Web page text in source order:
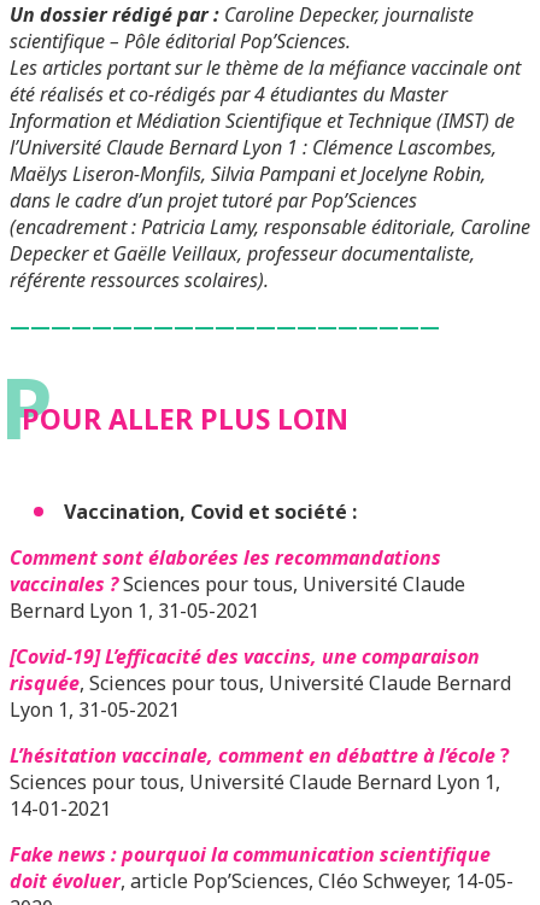
Un dossier rédigé par : Caroline Depecker, journaliste
scientifique – Pôle éditorial Pop’Sciences.
Les articles portant sur le thème de la méfiance vaccinale ont
été réalisés et co-rédigés par 4 étudiantes du Master
Information et Médiation Scientifique et Technique (IMST) de
l’Université Claude Bernard Lyon 1 : Clémence Lascombes,
Maëlys Liseron-Monfils, Silvia Pampani et Jocelyne Robin,
dans le cadre d’un projet tutoré par Pop’Sciences
(encadrement : Patricia Lamy, responsable éditoriale, Caroline
Depecker et Gaëlle Veillaux, professeur documentaliste,
référente ressources scolaires).
—————————————————————
P
POUR ALLER PLUS LOIN
Vaccination, Covid et société :
Comment sont élaborées les recommandations
vaccinales ?Sciences pour tous, Université Claude
Bernard Lyon 1, 31-05-2021
[Covid-19] L’efficacité des vaccins, une comparaison
risquée, Sciences pour tous, Université Claude Bernard
Lyon 1, 31-05-2021
L’hésitation vaccinale, comment en débattre à l’école?
Sciences pour tous, Université Claude Bernard Lyon 1,
14-01-2021
Fake news : pourquoi la communication scientifique
doit évoluer, article Pop’Sciences, Cléo Schweyer, 14-05-